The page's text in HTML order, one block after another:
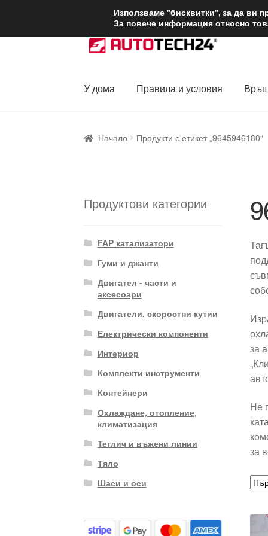
ДОСТАВКА от
Skip
to
Skip
to
У дома
Правила и условия
Начало Продукти с етикет „9645946180“
за
Не
за
Продуктови категории
FAP катализатори
Гуми и джанти
Двигател - части и
аксесоари
Двигатели, скоростни кутии
Електрически компоненти
Интериор
Комплекти инструменти
Контейнери
Охлаждане, отопление,
климатизация
Теглич и въжени линии
Тяло
Шаси и оси
Използваме "бисквитки", за да ви
За повече информация относно